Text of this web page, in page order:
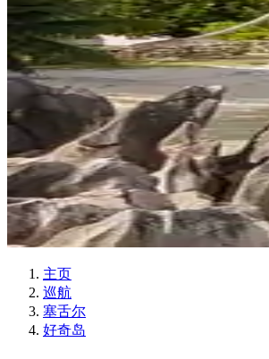
主页
巡航
塞舌尔
好奇岛